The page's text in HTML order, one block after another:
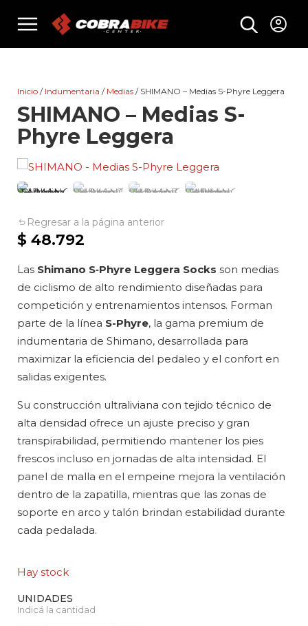
menu
Inicio / Indumentaria / Medias / SHIMANO – Medias S-Phyre Leggera
SHIMANO – Medias S-
Phyre Leggera
Regresar a la página anterior
$ 48.792
Las Shimano S‑Phyre Leggera Socks son medias
de ciclismo de alto rendimiento diseñadas para
competición y entrenamientos intensos. Forman
parte de la línea S-Phyre, la gama premium de
indumentaria de Shimano, desarrollada para
maximizar la eficiencia del pedaleo y el confort en
salidas exigentes.
Su construcción ultraliviana con tejido técnico de
alta densidad ofrece un ajuste preciso y gran
transpirabilidad, permitiendo mantener los pies
frescos incluso en jornadas de alta intensidad. El
panel de malla en el empeine mejora la ventilación
dentro de la zapatilla, mientras que las zonas de
soporte en arco y talón brindan estabilidad durante
cada pedalada.
Hay stock